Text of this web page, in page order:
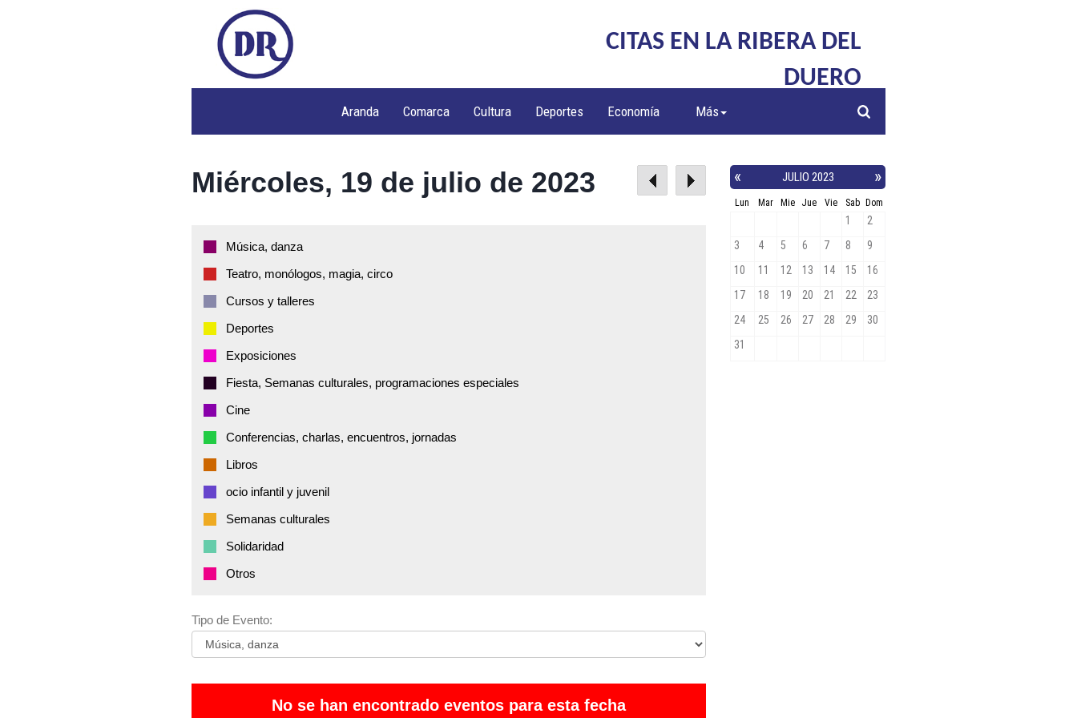
CITAS EN LA RIBERA DEL
DUERO
Aranda Comarca Cultura Deportes Economía Más
Miércoles, 19 de julio de 2023
Música, danza
Teatro, monólogos, magia, circo
Cursos y talleres
Deportes
Exposiciones
Fiesta, Semanas culturales, programaciones especiales
Cine
Conferencias, charlas, encuentros, jornadas
Libros
ocio infantil y juvenil
Semanas culturales
Solidaridad
Otros
Tipo de Evento:
No se han encontrado eventos para esta fecha